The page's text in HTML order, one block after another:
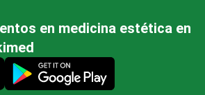
en medicina estética en